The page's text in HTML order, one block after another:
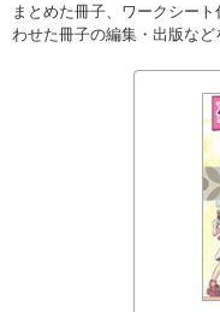
まとめた冊子、ワークシー
わせた冊子の編集・出版など